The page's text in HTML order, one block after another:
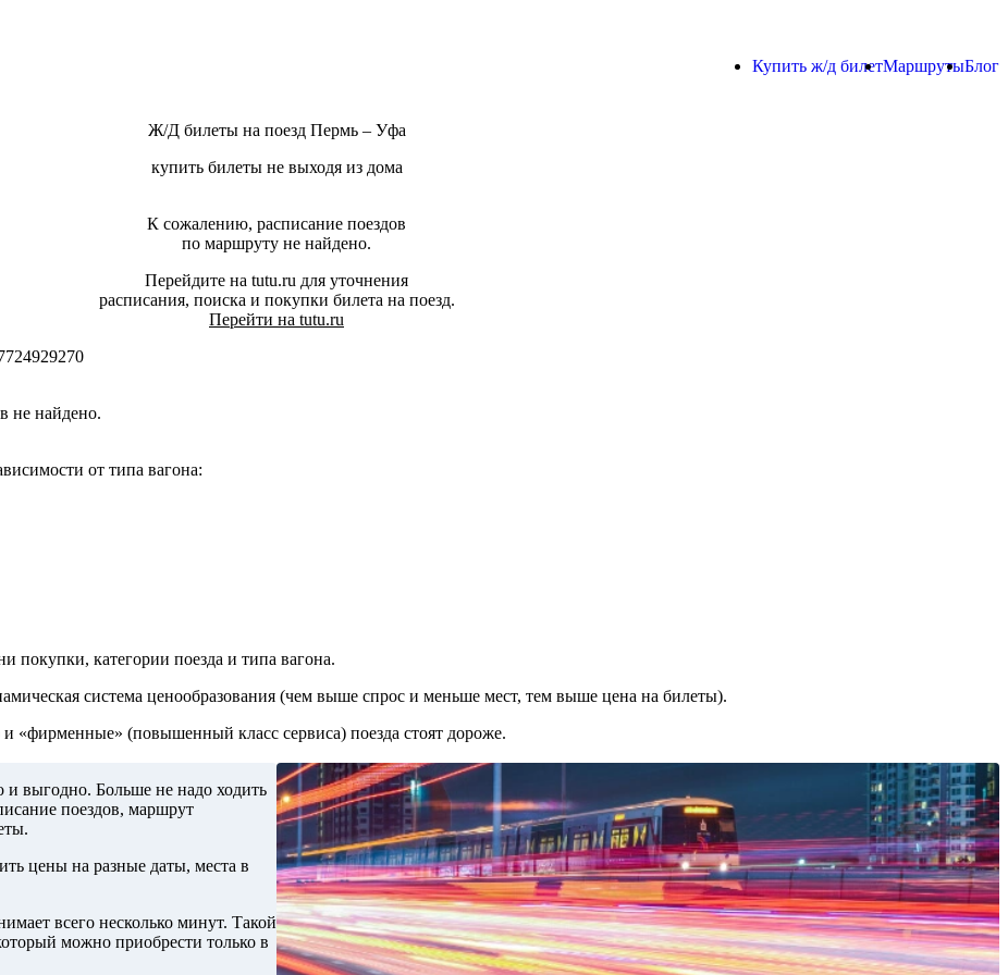
Купить ж/д билетМаршрутыБлог
Ж/Д билеты на поезд Пермь – Уфа
купить билеты не выходя из дома
К сожалению, расписание поездов
по маршруту не найдено.
Перейдите на tutu.ru для уточнения
расписания, поиска и покупки билета на поезд.
Перейти на tutu.ru
не найдено.
от типа вагона:
покупки, категории поезда и типа вагона.
система ценообразования (чем выше спрос и меньше мест, тем выше цена на билеты).
«фирменные» (повышенный класс сервиса) поезда стоят дороже.
выгодно. Больше не надо ходить
поездов, маршрут
цены на разные даты, места в
всего несколько минут. Такой
можно приобрести только в